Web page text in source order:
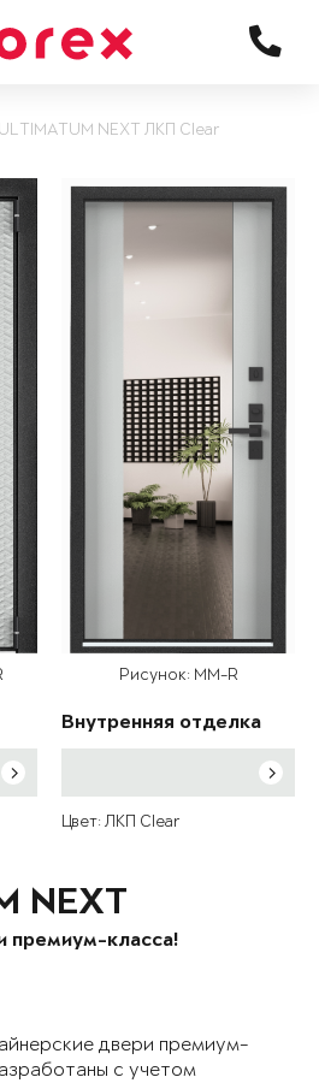
ULTIMATUM NEXT ЛКП Clear
Рисунок: MM-R
Внутренняя отделка
Цвет: ЛКП Clear
NEXT
премиум-класса!
двери премиум-
с учетом